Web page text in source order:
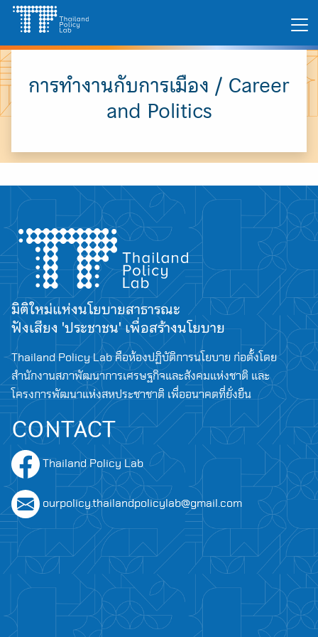
Skip
content
A A A
Search
for:
Search
for:
การทำงานกับการเมือง / Career
and Politics
มิติใหม่แห่งนโยบายสาธารณะ
ฟังเสียง 'ประชาชน' เพื่อสร้างนโยบาย
Thailand Policy Lab คือห้องปฏิบัติการนโยบาย ก่อตั้งโดย
สำนักงานสภาพัฒนาการเศรษฐกิจและสังคมแห่งชาติ และ
โครงการพัฒนาแห่งสหประชาชาติ เพื่ออนาคตที่ยั่งยืน
CONTACT
Thailand Policy Lab
ourpolicy.thailandpolicylab@gmail.com